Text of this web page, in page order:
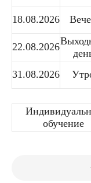
18.08.2026
22.08.2026
31.08.2026
обучение